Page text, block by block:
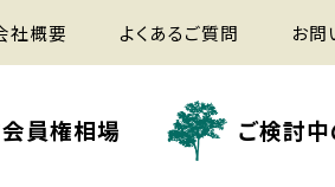
社概要 よくあるご質問 お問
員権相場 ご検討